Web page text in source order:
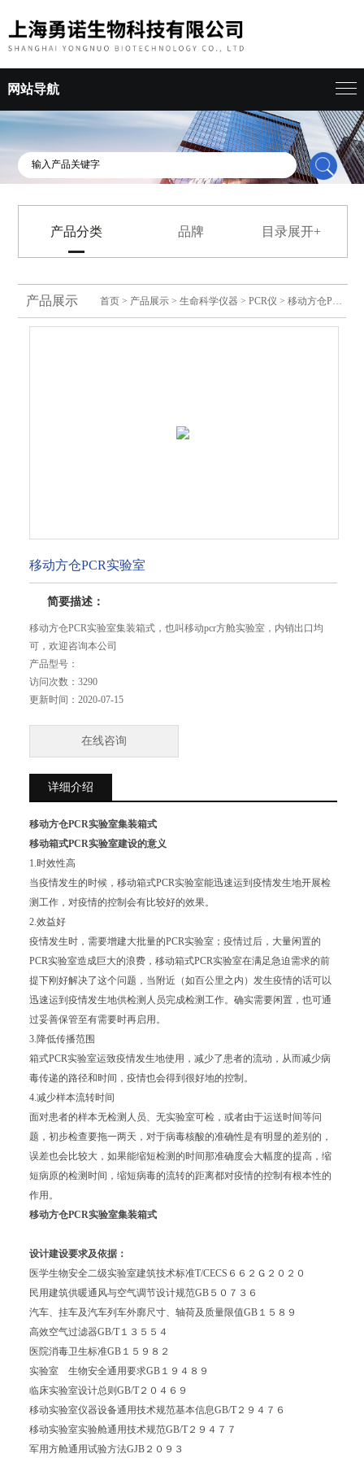
网站导航
产品分类 品牌 目录展开+
产品展示 首页 > 产品展示 >生命科学仪器 >PCR仪 > 移动方仓PCR实验室
移动方仓PCR实验室
简要描述：
移动方仓PCR实验室集装箱式，也叫移动pcr方舱实验室，内销出口均
可，欢迎咨询本公司
产品型号：
访问次数： 3290
更新时间： 2020-07-15
在线咨询
详细介绍
移动方仓PCR实验室集装箱式
移动箱式PCR实验室建设的意义
1.时效性高
当疫情发生的时候，移动箱式PCR实验室能迅速运到疫情发生地开展检
测工作，对疫情的控制会有比较好的效果。
2.效益好
疫情发生时，需要增建大批量的PCR实验室；疫情过后，大量闲置的
PCR实验室造成巨大的浪费，移动箱式PCR实验室在满足急迫需求的前
提下刚好解决了这个问题，当附近（如百公里之内）发生疫情的话可以
迅速运到疫情发生地供检测人员完成检测工作。确实需要闲置，也可通
过妥善保管至有需要时再启用。
3.降低传播范围
箱式PCR实验室运致疫情发生地使用，减少了患者的流动，从而减少病
毒传递的路径和时间，疫情也会得到很好地的控制。
4.减少样本流转时间
面对患者的样本无检测人员、无实验室可检，或者由于运送时间等问
题，初步检查要拖一两天，对于病毒核酸的准确性是有明显的差别的，
误差也会比较大，如果能缩短检测的时间那准确度会大幅度的提高，缩
短病原的检测时间，缩短病毒的流转的距离都对疫情的控制有根本性的
作用。
移动方仓PCR实验室集装箱式
设计建设要求及依据：
医学生物安全二级实验室建筑技术标准T/CECS６６２Ｇ２０２０
民用建筑供暖通风与空气调节设计规范GB５０７３６
汽车、挂车及汽车列车外廓尺寸、轴荷及质量限值GB１５８９
高效空气过滤器GB/T１３５５４
医院消毒卫生标准GB１５９８２
实验室 生物安全通用要求GB１９４８９
临床实验室设计总则GB/T２０４６９
移动实验室仪器设备通用技术规范基本信息GB/T２９４７６
移动实验室实验舱通用技术规范GB/T２９４７７
军用方舱通用试验方法GJB２０９３